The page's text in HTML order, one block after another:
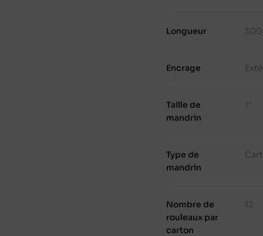
Longueur 300
Encrage
Taille de
mandrin
1"
Type de
mandrin
Nombre de
rouleaux par
carton
12